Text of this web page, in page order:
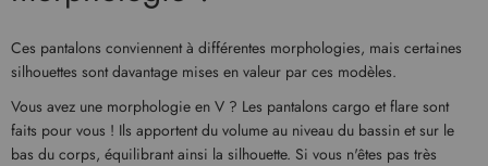
Ces pantalons conviennent à différentes morphologies, mais certaines
silhouettes sont davantage mises en valeur par ces modèles.
Vous avez une morphologie en V ? Les pantalons cargo et flare sont
faits pour vous ! Ils apportent du volume au niveau du bassin et sur le
bas du corps, équilibrant ainsi la silhouette. Si vous n'êtes pas très